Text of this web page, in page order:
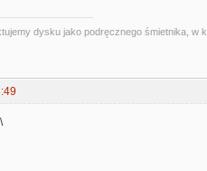
dysku jako podręcznego śmietnika,